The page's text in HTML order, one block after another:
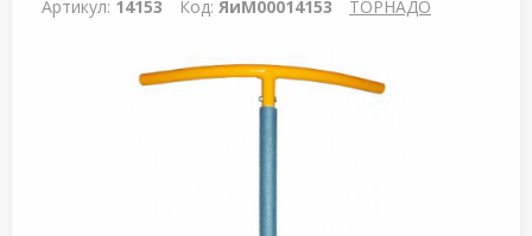
Артикул: 14153 Код: ЯиМ00014153 ТОРНАДО